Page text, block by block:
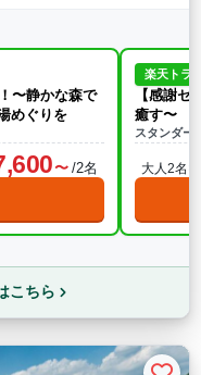
〜静かな森で
めぐりを
/2名
楽天トラ
【感謝
癒す〜 美
スタンダー
大人2名
こちら